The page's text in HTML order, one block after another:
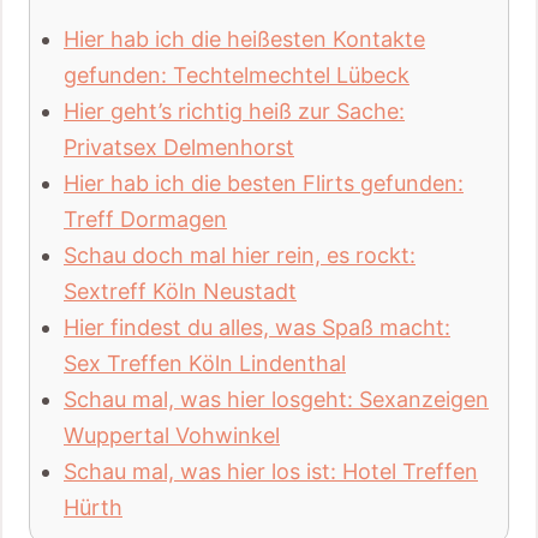
Hier hab ich die heißesten Kontakte
gefunden: Techtelmechtel Lübeck
Hier geht’s richtig heiß zur Sache:
Privatsex Delmenhorst
Hier hab ich die besten Flirts gefunden:
Treff Dormagen
Schau doch mal hier rein, es rockt:
Sextreff Köln Neustadt
Hier findest du alles, was Spaß macht:
Sex Treffen Köln Lindenthal
Schau mal, was hier losgeht: Sexanzeigen
Wuppertal Vohwinkel
Schau mal, was hier los ist: Hotel Treffen
Hürth